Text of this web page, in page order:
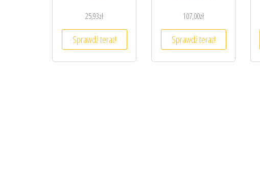
25,93zł
Sprawdź teraz!
107,00zł
Sprawdź teraz!